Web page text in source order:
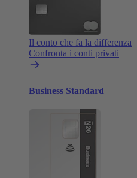
Il conto che fa la differenza
Confronta i conti privati
Business Standard